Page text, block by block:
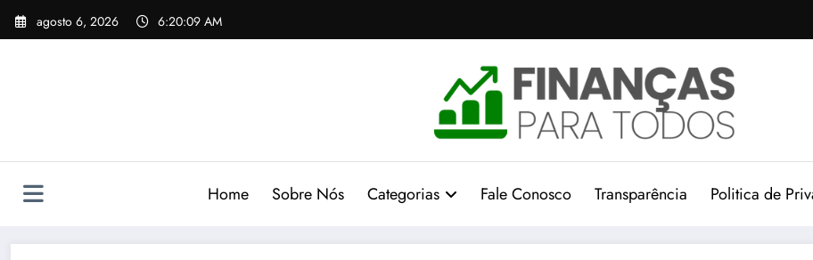
Pular
para
agosto 6, 2026 6:20:10 AM
Home Sobre Nós Categorias Fale Conosco Transparência Politica de